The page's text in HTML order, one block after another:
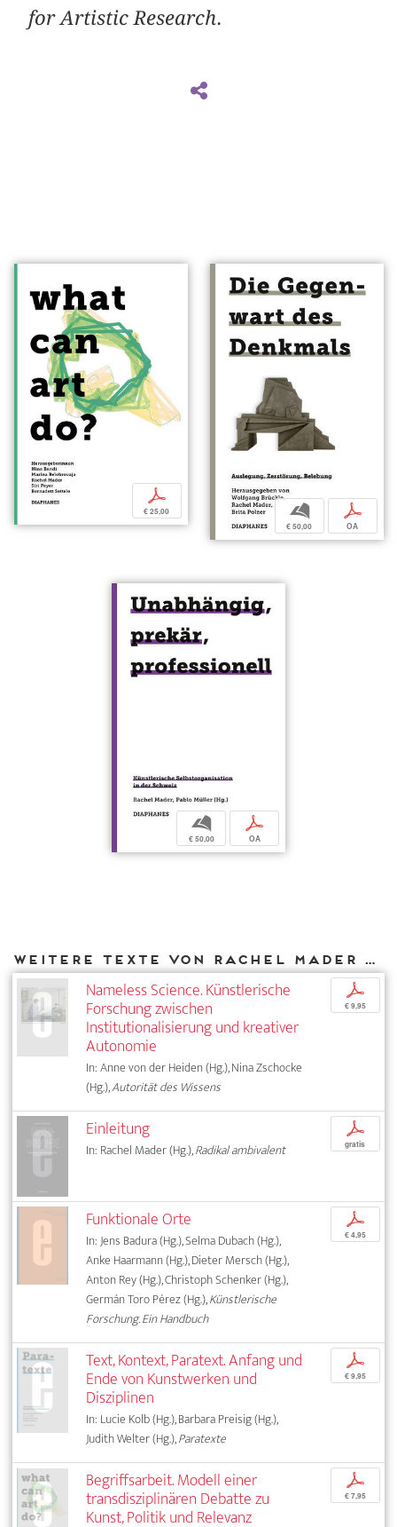
for Artistic Research.
p
€ 25,00 b
€ 50,00
p
OA
b
€ 50,00
p
OA
Weitere Texte von Rachel Mader bei DIAPHANES
Nameless Science. Künstlerische
Forschung zwischen
Institutionalisierung und kreativer
Autonomie
In: Anne von der Heiden (Hg.), Nina Zschocke
(Hg.),Autorität des Wissens
p
€ 9,95
Einleitung
In: Rachel Mader (Hg.),Radikal ambivalent
p
gratis
Funktionale Orte
In: Jens Badura (Hg.), Selma Dubach (Hg.),
Anke Haarmann (Hg.), Dieter Mersch (Hg.),
Anton Rey (Hg.), Christoph Schenker (Hg.),
Germán Toro Pérez (Hg.),Künstlerische
Forschung. Ein Handbuch
p
€ 4,95
Text, Kontext, Paratext. Anfang und
Ende von Kunstwerken und
Disziplinen
In: Lucie Kolb (Hg.), Barbara Preisig (Hg.),
Judith Welter (Hg.),Paratexte
p
€ 9,95
Begriffsarbeit. Modell einer
transdisziplinären Debatte zu
Kunst, Politik und Relevanz
p
€ 7,95